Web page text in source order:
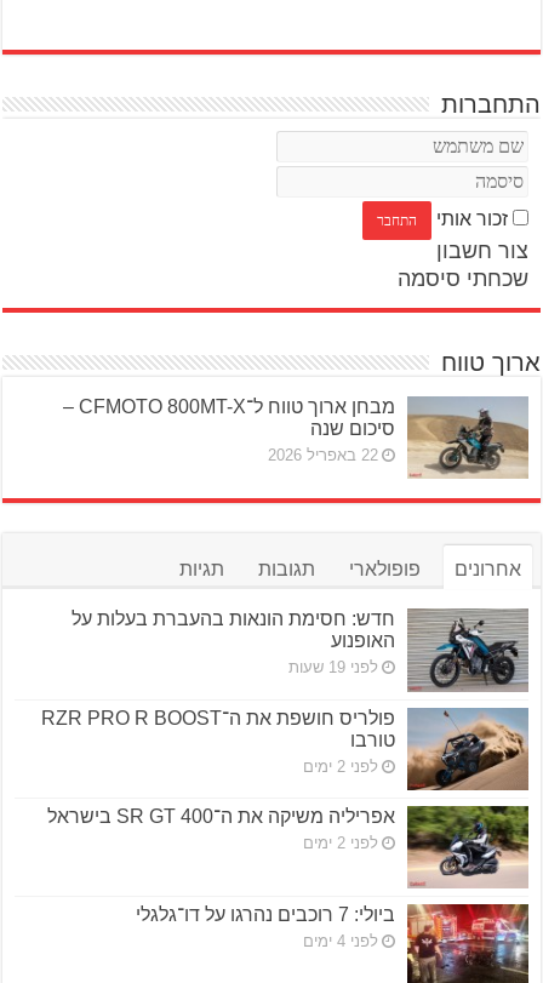
התחברות
זכור אותי
צור חשבון
שכחתי סיסמה
ארוך טווח
מבחן ארוך טווח ל־CFMOTO 800MT-X –
סיכום שנה
22 באפריל 2026
אחרונים פופולארי תגובות תגיות
חדש: חסימת הונאות בהעברת בעלות על
האופנוע
לפני 19 שעות
פולריס חושפת את ה־RZR PRO R BOOST
טורבו
לפני 2 ימים
אפריליה משיקה את ה־SR GT 400 בישראל
לפני 2 ימים
ביולי: 7 רוכבים נהרגו על דו־גלגלי
לפני 4 ימים